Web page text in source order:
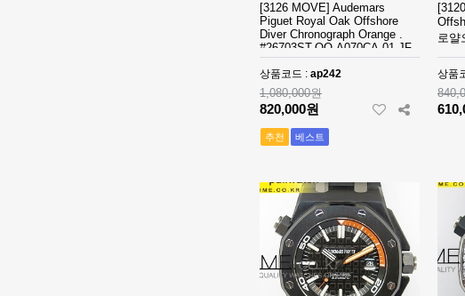
[3126 MOVE] Audemars
Piguet Royal Oak Offshore
Diver Chronograph Orange .
#26703ST.OO.A070CA.01 JF
Best Edition - 오데마피게 로얄
오크 오프쇼어 다이버 크르노
그래프- ap242
상품코드 : ap242
1,080,000원
820,000원
추천 베스트
로얄
상품